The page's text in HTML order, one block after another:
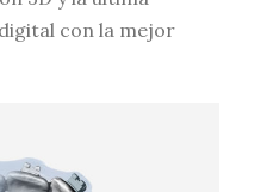
con la mejor